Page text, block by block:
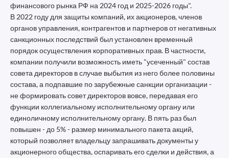
финансового рынка РФ на 2024 год и 2025-2026 годы".
В 2022 году для защиты компаний, их акционеров, членов
органов управления, контрагентов и партнеров от негативных
санкционных последствий был установлен временный
порядок осуществления корпоративных прав. В частности,
компании получили возможность иметь "усеченный" состав
совета директоров в случае выбытия из него более половины
состава, а подпавшие по зарубежные санкции организации -
не формировать совет директоров вовсе, передавая его
функции коллегиальному исполнительному органу или
единоличному исполнительному органу. В пять раз был
повышен - до 5% - размер минимального пакета акций,
который позволяет владельцу запрашивать документы у
акционерного общества, оспаривать его сделки и действия, а